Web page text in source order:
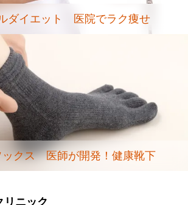
ダイエット 医院でラク痩せ
ックス 医師が開発！健康靴下
ニック